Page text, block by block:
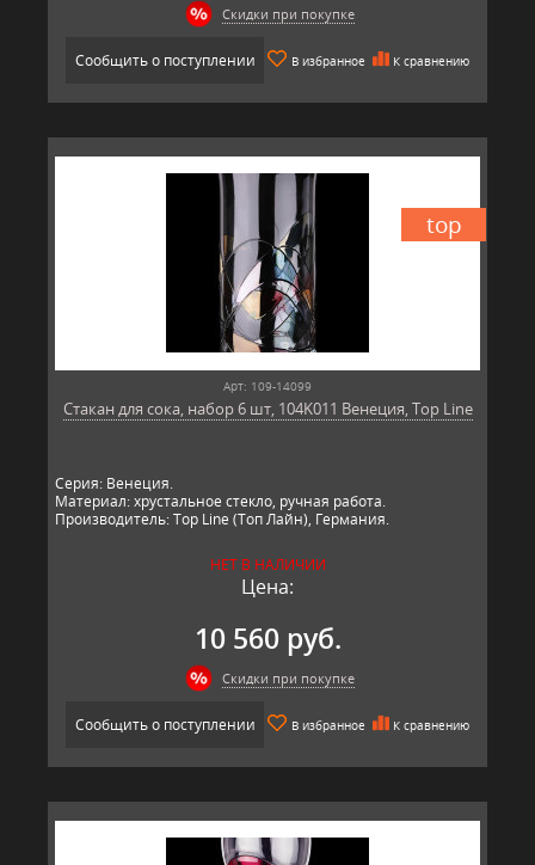
Скидки при покупке
Сообщить о поступлении В избранное К сравнению
top
Арт: 109-14099
Стакан для сока, набор 6 шт, 104K011 Венеция, Top Line
Серия: Венеция.
Материал: хрустальное стекло, ручная работа.
Производитель: Top Line (Топ Лайн), Германия.
НЕТ В НАЛИЧИИ
Цена:
10 560 руб.
Скидки при покупке
Сообщить о поступлении В избранное К сравнению